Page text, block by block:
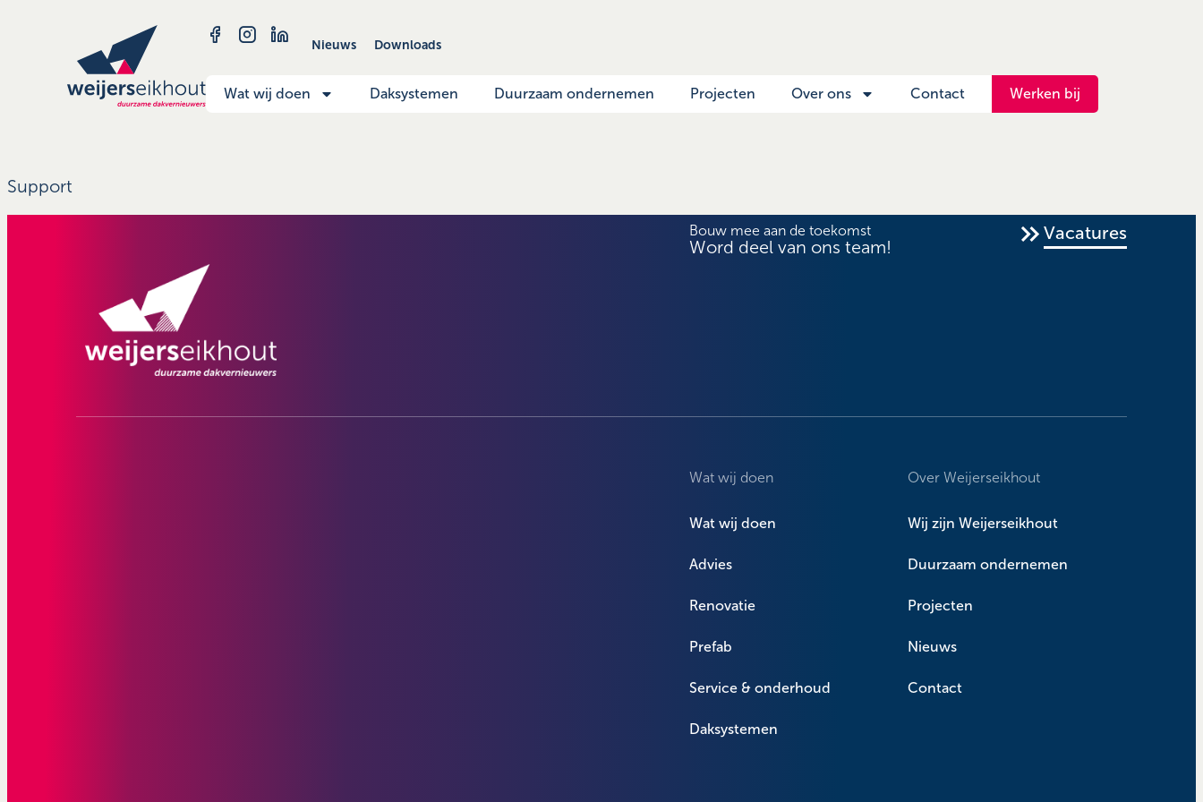
Nieuws Downloads
Wat wij doen Daksystemen Duurzaam ondernemen Projecten Over ons Contact Werken bij
Support
Bouw mee aan de toekomst
Word deel van ons team!
Vacatures
Wat wij doen
Wat wij doen
Advies
Renovatie
Prefab
Service & onderhoud
Daksystemen
Over Weijerseikhout
Wij zijn Weijerseikhout
Duurzaam ondernemen
Projecten
Nieuws
Contact